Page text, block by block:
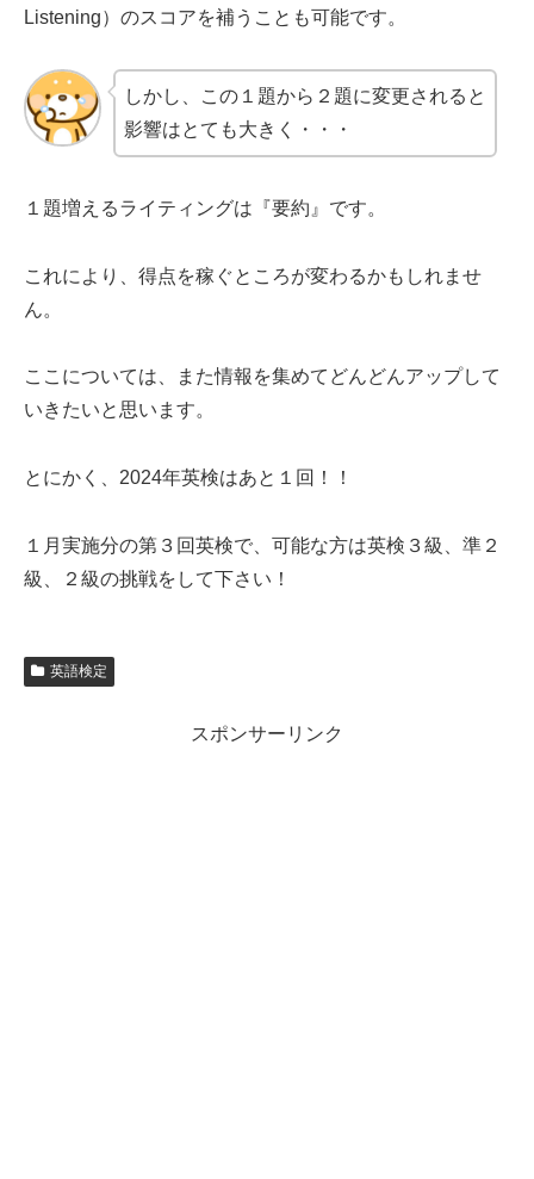
Listening）のスコアを補うことも可能です。
しかし、この１題から２題に変更されると
影響はとても大きく・・・
１題増えるライティングは『要約』です。
これにより、得点を稼ぐところが変わるかもしれませ
ん。
ここについては、また情報を集めてどんどんアップして
いきたいと思います。
とにかく、2024年英検はあと１回！！
１月実施分の第３回英検で、可能な方は英検３級、準２
級、２級の挑戦をして下さい！
英語検定
スポンサーリンク